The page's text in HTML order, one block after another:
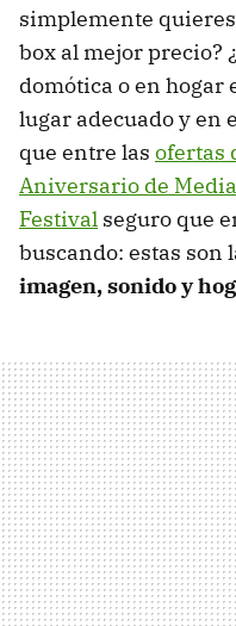
simplemente
box al mejor precio?
domótica o en hogar
lugar adecuado y en
que entre las ofertas
Aniversario de
Festival seguro que
buscando: estas son
imagen, sonido y